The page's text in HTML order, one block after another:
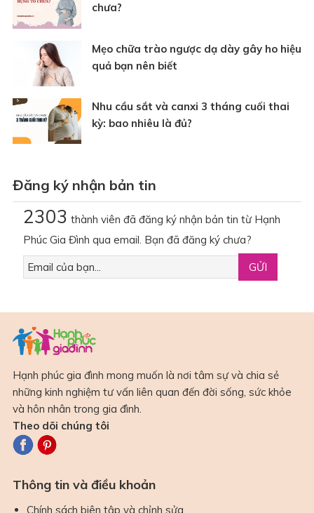
chưa?
Mẹo chữa trào ngược dạ dày gây ho hiệu
quả bạn nên biết
Nhu cầu sắt và canxi 3 tháng cuối thai
kỳ: bao nhiêu là đủ?
Đăng ký nhận bản tin
2303 thành viên đã đăng ký nhận bản tin từ Hạnh
Phúc Gia Đình qua email. Bạn đã đăng ký chưa?
Hạnh phúc gia đình mong muốn là nơi tâm sự và chia sẻ
những kinh nghiệm tư vấn liên quan đến đời sống, sức khỏe
và hôn nhân trong gia đình.
Theo dõi chúng tôi
Thông tin và điều khoản
Chính sách biên tập và chỉnh sửa